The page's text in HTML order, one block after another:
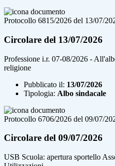
Protocollo 6815/2026 del 13/07/
Circolare del 13/07/2026
Professione i.r. 07-08/2026 -
religione
Pubblicato il: 13/07/2026
Tipologia: Albo sindacale
Protocollo 6706/2026 del 09/07/
Circolare del 09/07/2026
USB Scuola: apertura sportello